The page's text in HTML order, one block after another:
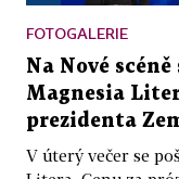
FOTOGALERIE
Na Nové
Magnesia
prezidenta
V úterý večer se